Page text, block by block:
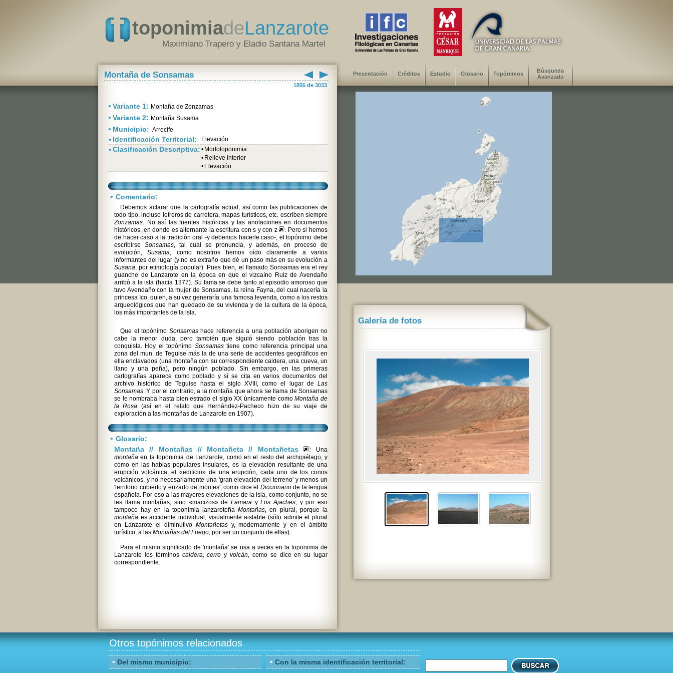
toponimiadeLanzarote
Maximiano Trapero y Eladio Santana Martel
Montaña de Sonsamas
1856 de 3033
• Variante 1: Montaña de Zonzamas
• Variante 2: Montaña Susama
• Municipio: Arrecife
• Identificación Territorial: Elevación
•Clasificación Descriptiva: • Morfotoponimia
• Relieve interior
• Elevación
• Comentario:
Debemos aclarar que la cartografía actual, así como las publicaciones de
todo tipo, incluso letreros de carretera, mapas turísticos, etc. escriben siempre
Zonzamas. No así las fuentes históricas y las anotaciones en documentos
históricos, en donde es alternante la escritura con s y con z
. Pero si hemos
de hacer caso a la tradición oral -y debemos hacerle caso-, el topónimo debe
escribirse Sonsamas, tal cual se pronuncia, y además, en proceso de
evolución,Susama, como nosotros hemos oído claramente a varios
informantes del lugar (y no es extraño que dé un paso más en su evolución a
Susana, por etimología popular). Pues bien, el llamado Sonsamas era el rey
guanche de Lanzarote en la época en que el vizcaíno Ruiz de Avendaño
arribó a la isla (hacia 1377). Su fama se debe tanto al episodio amoroso que
tuvo Avendaño con la mujer de Sonsamas, la reina Fayna, del cual nacería la
princesa Ico, quien, a su vez generaría una famosa leyenda, como a los restos
arqueológicos que han quedado de su vivienda y de la cultura de la época,
los más importantes de la isla.
Que el topónimo Sonsamashace referencia a una población aborigen no
cabe la menor duda, pero también que siguió siendo población tras la
conquista. Hoy el topónimo Sonsamastiene como referencia principal una
zona del mun. de Teguise más la de una serie de accidentes geográficos en
ella enclavados (una montaña con su correspondiente caldera, una cueva, un
llano y una peña), pero ningún poblado. Sin embargo, en las primeras
cartografías aparece como poblado y sí se cita en varios documentos del
archivo histórico de Teguise hasta el siglo XVIII, como el lugar de Las
Sonsamas. Y por el contrario, a la montaña que ahora se llama de Sonsamas
se le nombraba hasta bien estrado el siglo XX únicamente comoMontaña de
la Rosa (así en el relato que Hernández-Pacheco hizo de su viaje de
exploración a las montañas de Lanzarote en 1907).
• Glosario:
Montaña // Montañas // Montañeta // Montañetas
: Una
montaña en la toponimia de Lanzarote, como en el resto del archipiélago, y
como en las hablas populares insulares, es la elevación resultante de una
erupción volcánica, el «edificio» de una erupción, cada uno de los conos
volcánicos, y no necesariamente una 'gran elevación del terreno' y menos un
'territorio cubierto y erizado de montes', como dice el Diccionariode la lengua
española. Por eso a las mayores elevaciones de la isla, como conjunto, no se
les llama montañas, sino «macizos» de Famara yLos Ajaches; y por eso
tampoco hay en la toponimia lanzaroteñaMontañas, en plural, porque la
montaña es accidente individual, visualmente aislable (sólo admite el plural
en Lanzarote el diminutivo Montañetasy, modernamente y en el ámbito
turístico, a las Montañas del Fuego, por ser un conjunto de ellas).
Para el mismo significado de 'montaña' se usa a veces en la toponimia de
Lanzarote los términos caldera, cerro yvolcán, como se dice en su lugar
correspondiente.
Presentación Créditos Estudio Glosario Topónimos
Búsqueda
Avanzada
Galería de fotos
Otros topónimos relacionados
• Del mismo municipio: • Con la misma identificación territorial: